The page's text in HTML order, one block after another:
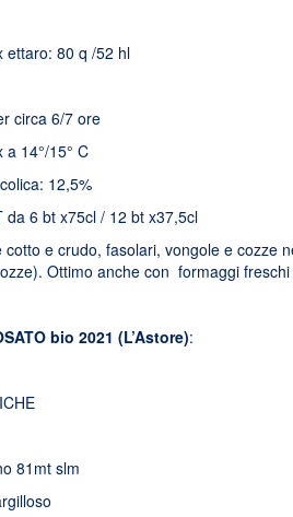
ettaro: 80 q /52 hl
circa 6/7 ore
14°/15° C
12,5%
6 bt x75cl / 12 bt x37,5cl
e crudo, fasolari, vongole e
Ottimo anche con formaggi
bio 2021 (L’Astore):
81mt slm